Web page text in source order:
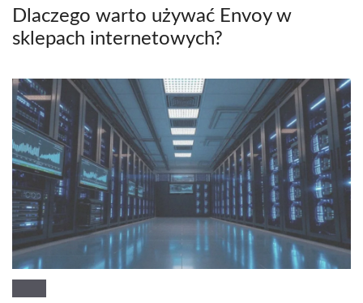
Dlaczego warto używać Envoy w
sklepach internetowych?